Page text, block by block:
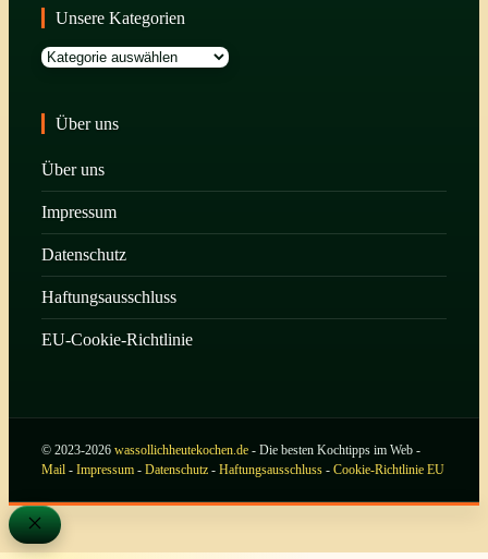
Unsere Kategorien
Kategorien
Über uns
Über uns
Impressum
Datenschutz
Haftungsausschluss
EU-Cookie-Richtlinie
© 2023-2026 wassollichheutekochen.de - Die besten Kochtipps im Web -
Mail - Impressum - Datenschutz - Haftungsausschluss - Cookie-Richtlinie EU
Schließen